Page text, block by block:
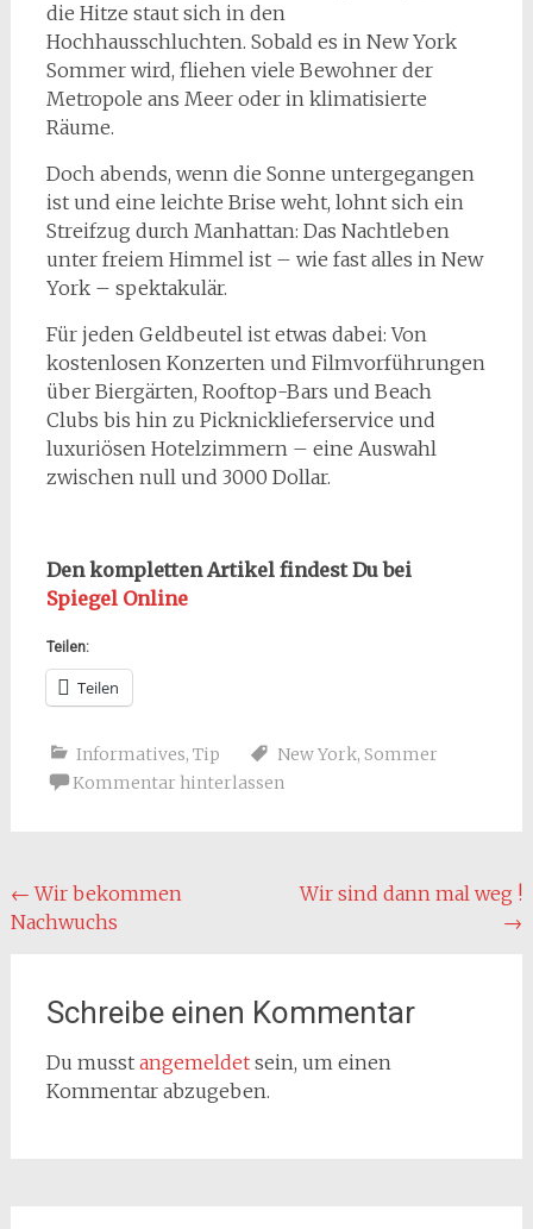
die Hitze staut sich in den
Hochhausschluchten. Sobald es in New York
Sommer wird, fliehen viele Bewohner der
Metropole ans Meer oder in klimatisierte
Räume.
Doch abends, wenn die Sonne untergegangen
ist und eine leichte Brise weht, lohnt sich ein
Streifzug durch Manhattan: Das Nachtleben
unter freiem Himmel ist – wie fast alles in New
York – spektakulär.
Für jeden Geldbeutel ist etwas dabei: Von
kostenlosen Konzerten und Filmvorführungen
über Biergärten, Rooftop-Bars und Beach
Clubs bis hin zu Picknicklieferservice und
luxuriösen Hotelzimmern – eine Auswahl
zwischen null und 3000 Dollar.
Den kompletten Artikel findest Du bei
Spiegel Online
Teilen:
Teilen
Informatives, Tip New York, Sommer
Kommentar hinterlassen
Beitragsnavigation
← Wir bekommen
Nachwuchs
Wir sind dann mal weg !
→
Schreibe einen Kommentar
Du musst angemeldetsein, um einen
Kommentar abzugeben.